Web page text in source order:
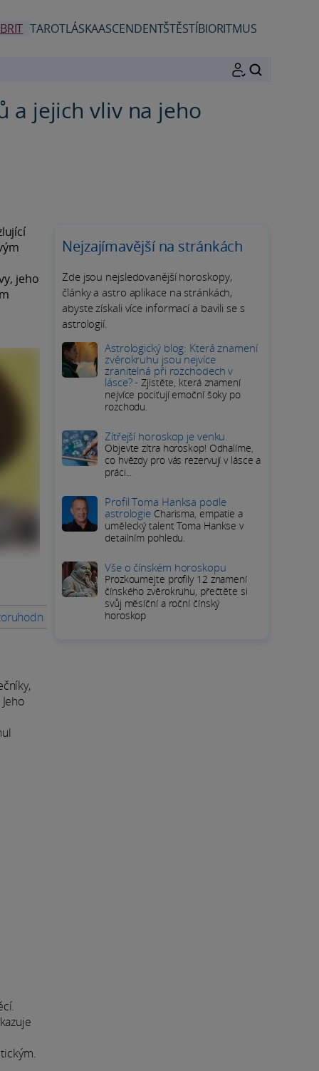
TAROTLÁSKAASCENDENTŠTĚSTÍBIORITMUS
a jejich vliv na jeho
jeho
kariérní cesta Johnnyho Deppa
Nejzajímavější na stránkách
Zde jsou nejsledovanější horoskopy,
články a astro aplikace na stránkách,
abyste získali více informací a bavili se s
astrologií.
Astrologický blog: Která znamení
zvěrokruhu jsou nejvíce
zranitelná při rozchodech v
lásce? -Zjistěte, která znamení
nejvíce pociťují emoční šoky po
rozchodu.
Zítřejší horoskop je venku.
Objevte zítra horoskop! Odhalíme,
co hvězdy pro vás rezervují v lásce a
práci...
Profil Toma Hanksa podle
astrologie Charisma, empatie a
umělecký talent Toma Hankse v
detailním pohledu.
Vše o čínském horoskopu
Prozkoumejte profily 12 znamení
čínského zvěrokruhu, přečtěte si
svůj měsíční a roční čínský
horoskop